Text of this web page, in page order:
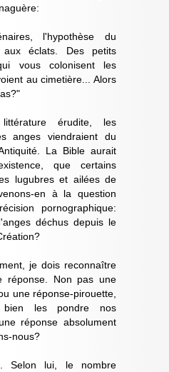
l'hypothèse du
éclats. Des petits
vous colonisent les
au cimetière... Alors
érudite, les
anges viendraient du
La Bible aurait
que certains
lugubres et ailées de
en à la question
pornographique:
déchus depuis le
je dois reconnaître
réponse. Non pas une
une réponse-pirouette,
les pondre nos
réponse absolument
nous?
Selon lui, le nombre